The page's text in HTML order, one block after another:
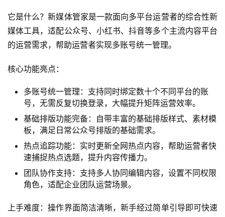
它是什么？新媒体管家是一款面向多平台运营者的综合性新
媒体工具，适配公众号、小红书、抖音等多个主流内容平台
的运营需求，帮助运营者实现多账号统一管理。
核心功能亮点：
多账号统一管理：支持同时绑定数十个不同平台的账
号，无需反复切换登录，大幅提升矩阵运营效率。
基础排版功能完备：自带丰富的基础排版样式、素材模
板，满足日常公众号排版的基础需求。
热点追踪功能：实时更新全网热点内容，帮助运营者快
速捕捉热点选题，提升内容传播力。
团队协作支持：支持多人协同编辑内容，设置不同权限
角色，适配企业团队运营场景。
上手难度：操作界面简洁清晰，新手经过简单引导即可快速